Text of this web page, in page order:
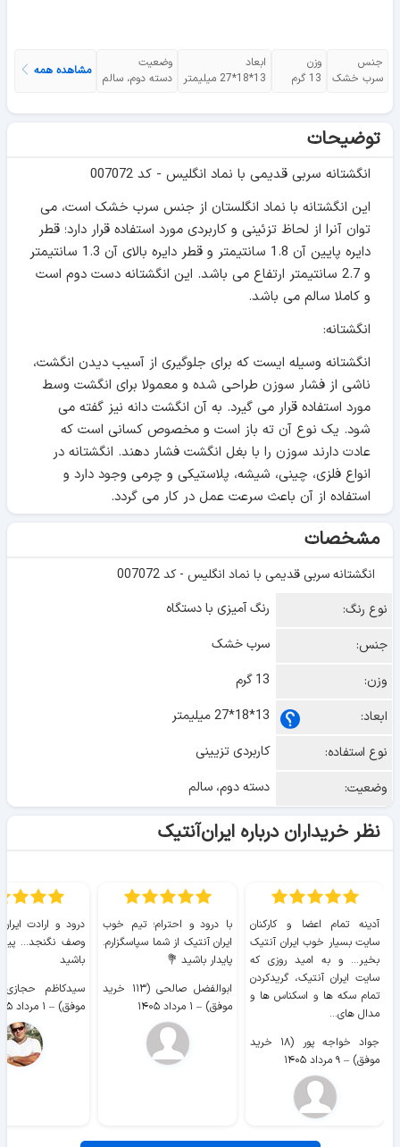
جنس
سرب خشک
وزن
13 گرم
ابعاد
13*18*27 میلیمتر
وضعیت
دسته دوم، سالم
مشاهده همه
توضیحات
انگشتانه سربی قدیمی با نماد انگلیس - کد 007072
این انگشتانه با نماد انگلستان از جنس سرب خشک است، می
توان آنرا از لحاظ تزئینی و کاربردی مورد استفاده قرار دارد؛ قطر
دایره پایین آن 1.8 سانتیمتر و قطر دایره بالای آن 1.3 سانتیمتر
و 2.7 سانتیمتر ارتفاع می باشد. این انگشتانه دست دوم است
و کاملا سالم می باشد.
انگشتانه:
انگشتانه وسیله ایست که برای جلوگیری از آسیب دیدن انگشت،
ناشی از فشار سوزن طراحی شده و معمولا برای انگشت وسط
مورد استفاده قرار می گیرد. به آن انگشت دانه نیز گفته می
شود. یک نوع آن ته باز است و مخصوص کسانی است که
عادت دارند سوزن را با بغل انگشت فشار دهند. انگشتانه در
انواع فلزی، چینی، شیشه، پلاستیکی و چرمی وجود دارد و
استفاده از آن باعث سرعت عمل در کار می گردد.
مشخصات
انگشتانه سربی قدیمی با نماد انگلیس - کد 007072
نوع رنگ:
رنگ آمیزی با دستگاه
جنس:
سرب خشک
وزن:
13 گرم
ابعاد:
13*18*27 میلیمتر
نوع استفاده:
کاربردی تزیینی
وضعیت:
دسته دوم، سالم
نظر خریداران درباره ایران‌آنتیک
آدینه تمام اعضا و کارکنان
سایت بسیار خوب ايران آنتیک
بخیر... و به امید روزی که
سایت ايران آنتیک، گریدکردن
تمام سکه ها و اسکناس ها و
مدال های...
جواد خواجه پور (۱۸ خرید
موفق) – ۹ مرداد ۱۴۰۵
با درود و احترام؛ تیم خوب
ایران آنتیک از شما سپاسگزارم.
پایدار باشید 💐
ابوالفضل صالحی (۱۱۳ خرید
موفق) – ۱ مرداد ۱۴۰۵
درود و ارادت
وصف نگنجد...
باشید
موفق) – ۱ مرداد ۱۴۰۵